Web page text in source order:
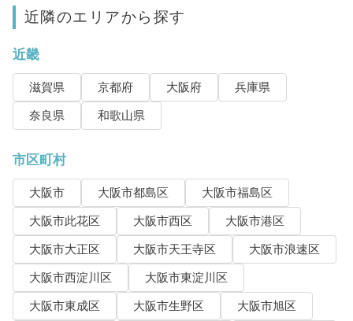
近隣のエリアから探す
近畿
滋賀県 京都府 大阪府
兵庫県
奈良県
和歌山県
市区町村
大阪市 大阪市都島区
大阪市福島区
大阪市此花区
大阪市西区
大阪市港区
大阪市大正区
大阪市天王寺区
大阪市浪速区
大阪市西淀川区
大阪市東淀川区
大阪市東成区
大阪市生野区
大阪市旭区